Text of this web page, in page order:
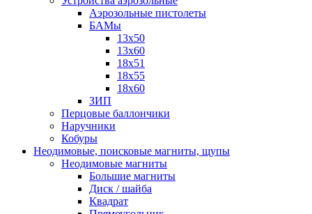
Аэрозольные пистолеты
БАМы
13х50
13х60
18х51
18х55
18х60
ЗИП
Перцовые баллончики
Наручники
Кобуры
Неодимовые, поисковые магниты, щупы
Неодимовые магниты
Большие магниты
Диск / шайба
Квадрат